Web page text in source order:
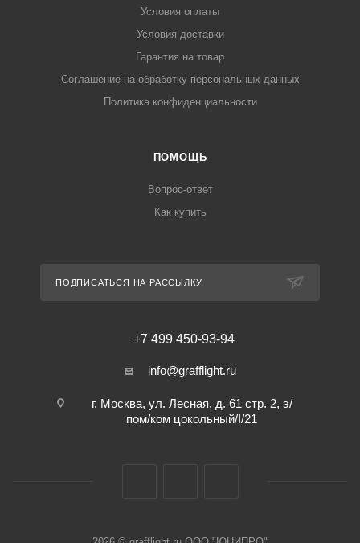
Условия оплаты
Условия доставки
Гарантия на товар
Соглашение на обработку персональных данных
Политика конфиденциальности
ПОМОЩЬ
Вопрос-ответ
Как купить
ПОДПИСАТЬСЯ НА РАССЫЛКУ
+7 499 450-93-94
info@grafflight.ru
г. Москва, ул. Лесная, д. 61 стр. 2, э/
пом/ком цокольный/I/21